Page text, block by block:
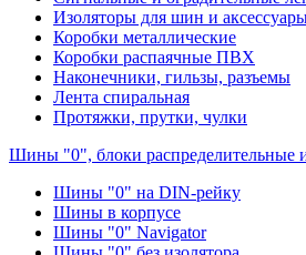
Изоляторы для шин и
Коробки металлические
Коробки распаячные ПВХ
Наконечники, гильзы, разъемы
Лента спиральная
Протяжки, прутки, чулки
Шины "0", блоки распределительные
Шины "0" на DIN-рейку
Шины в корпусе
Шины "0" Navigator